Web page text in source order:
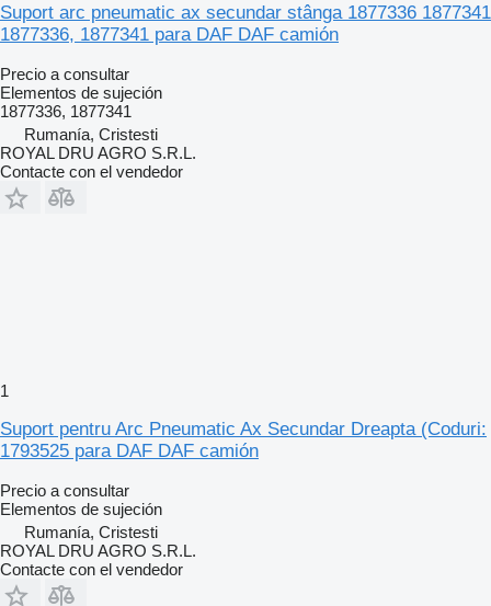
Suport arc pneumatic ax secundar stânga 1877336 1877341
1877336, 1877341 para DAF DAF camión
Precio a consultar
Elementos de sujeción
1877336, 1877341
Rumanía, Cristesti
ROYAL DRU AGRO S.R.L.
Contacte con el vendedor
1
Suport pentru Arc Pneumatic Ax Secundar Dreapta (Coduri:
1793525 para DAF DAF camión
Precio a consultar
Elementos de sujeción
Rumanía, Cristesti
ROYAL DRU AGRO S.R.L.
Contacte con el vendedor